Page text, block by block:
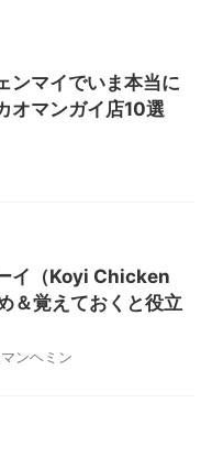
ンマイでいま本当に
オマンガイ店10選
イ（Koyi Chicken
＆覚えておくと役立
ンヘミン